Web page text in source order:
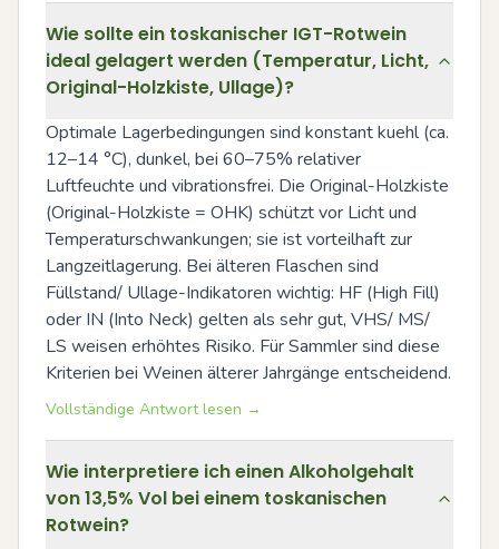
Wie sollte ein toskanischer IGT-Rotwein
ideal gelagert werden (Temperatur, Licht,
Original-Holzkiste, Ullage)?
Optimale Lagerbedingungen sind konstant kuehl (ca.
12–14 °C), dunkel, bei 60–75% relativer
Luftfeuchte und vibrationsfrei. Die Original-Holzkiste
(Original-Holzkiste = OHK) schützt vor Licht und
Temperaturschwankungen; sie ist vorteilhaft zur
Langzeitlagerung. Bei älteren Flaschen sind
Füllstand/ Ullage-Indikatoren wichtig: HF (High Fill)
oder IN (Into Neck) gelten als sehr gut, VHS/ MS/
LS weisen erhöhtes Risiko. Für Sammler sind diese
Kriterien bei Weinen älterer Jahrgänge entscheidend.
Vollständige Antwort lesen →
Wie interpretiere ich einen Alkoholgehalt
von 13,5% Vol bei einem toskanischen
Rotwein?